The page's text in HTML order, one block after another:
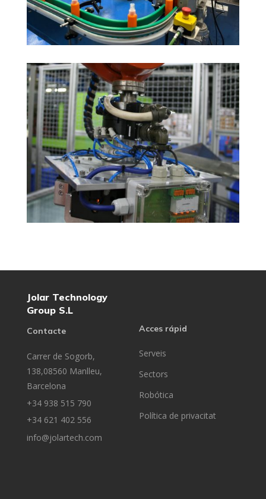
Jolar Technology
Group S.L
Contacte
Carrer de Sogorb,
138,08560 Manlleu,
Barcelona
+34 938 515 790
+34 621 402 556
info@jolartech.com
Acces rápid
Serveis
Sectors
Robótica
Política de privacitat